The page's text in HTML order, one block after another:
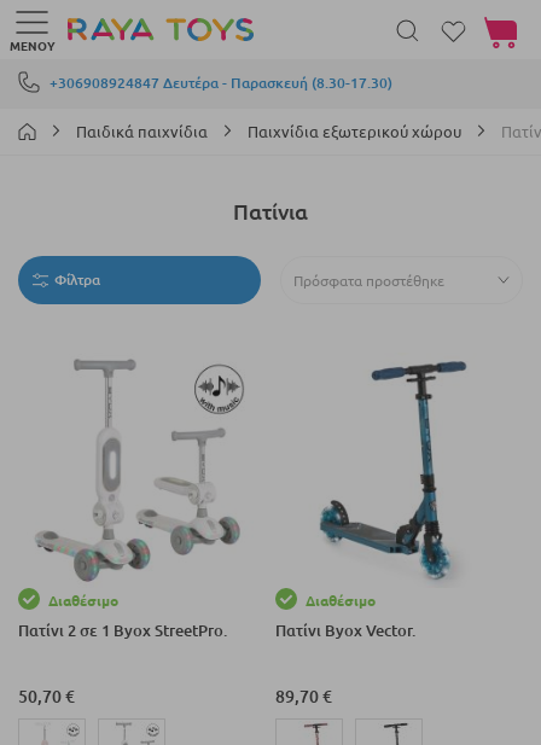
Μετάβαση στο περιεχόμενο
+306908924847 Δευτέρα - Παρασκευή (8.30-17.30)
ΜΕΝΟΎ
Το
Παιδικά παιχνίδια Παιχνίδια εξωτερικού χώρου
Πατίνια
Φίλτρα
Διαθέσιμο
Πατίνι 2 σε 1 Byox StreetPro.
50,70 €
Διαθέσιμο
Πατίνι Byox Vector.
89,70 €